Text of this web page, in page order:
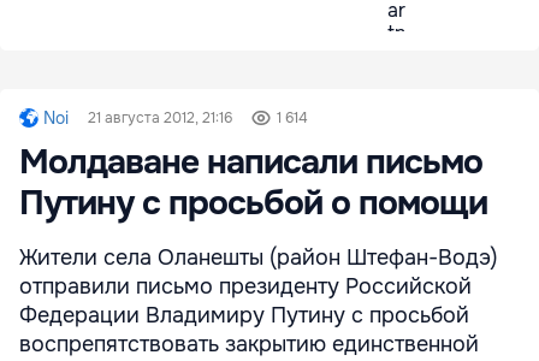
Noi 21 августа 2012, 21:16 1 614
Молдаване написали письмо
Путину с просьбой о помощи
Жители села Оланешты (район Штефан-Водэ)
отправили письмо президенту Российской
Федерации Владимиру Путину с просьбой
воспрепятствовать закрытию единственной